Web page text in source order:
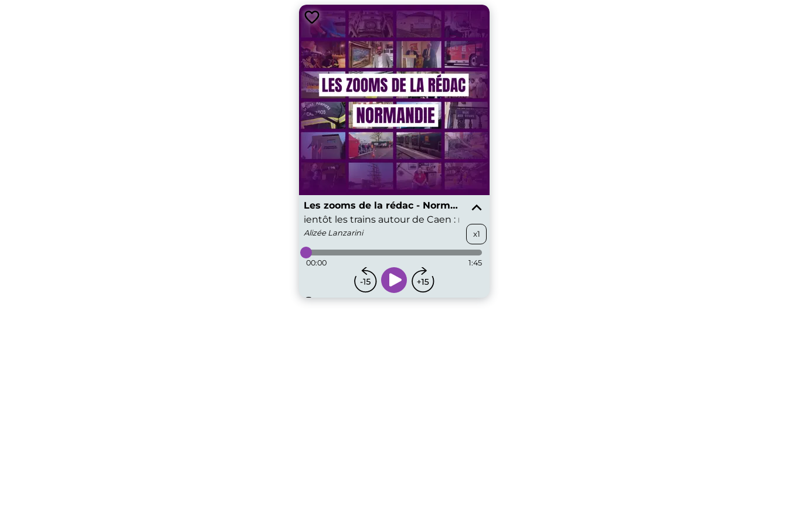
Les zooms de la rédac - Normandie
La RATP exploitera bientôt les trains autour de Caen : réactions de SUD-Rail et de la Fnaut Normandie
Alizée Lanzarini x1
00:00 1:45
...